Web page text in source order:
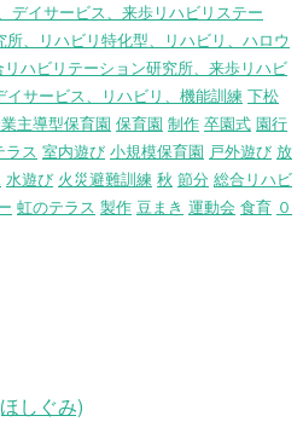
デイサービス、来歩リハビリステー
、リハビリ特化型、リハビリ、ハロウ
ハビリテーション研究所、来歩リハビ
サービス、リハビリ、機能訓練 下松
主導型保育園 保育園 制作 卒園式 園行
ラス 室内遊び 小規模保育園 戸外遊び 放
水遊び 火災避難訓練 秋 節分 総合リハビ
虹のテラス 製作 豆まき 運動会 食育 ０
しぐみ)